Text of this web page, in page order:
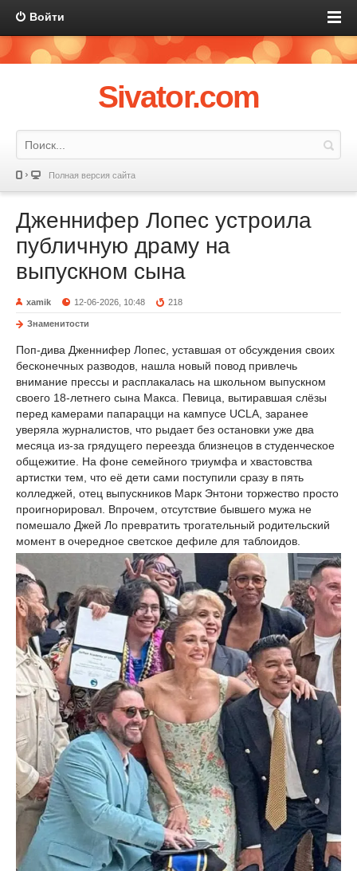
Войти
Sivator.com
Полная версия сайта
Дженнифер Лопес устроила
публичную драму на
выпускном сына
xamik 12-06-2026, 10:48 218
Знаменитости
Поп-дива Дженнифер Лопес, уставшая от обсуждения своих
бесконечных разводов, нашла новый повод привлечь
внимание прессы и расплакалась на школьном выпускном
своего 18-летнего сына Макса. Певица, вытиравшая слёзы
перед камерами папарацци на кампусе UCLA, заранее
уверяла журналистов, что рыдает без остановки уже два
месяца из-за грядущего переезда близнецов в студенческое
общежитие. На фоне семейного триумфа и хвастовства
артистки тем, что её дети сами поступили сразу в пять
колледжей, отец выпускников Марк Энтони торжество просто
проигнорировал. Впрочем, отсутствие бывшего мужа не
помешало Джей Ло превратить трогательный родительский
момент в очередное светское дефиле для таблоидов.